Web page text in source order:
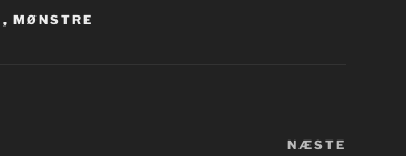
, MØNSTRE
NÆSTE